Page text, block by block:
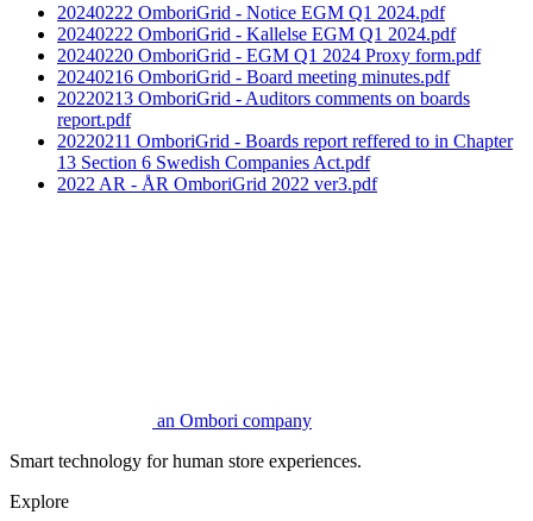
20240222 OmboriGrid - Notice EGM Q1 2024.pdf
20240222 OmboriGrid - Kallelse EGM Q1 2024.pdf
20240220 OmboriGrid - EGM Q1 2024 Proxy form.pdf
20240216 OmboriGrid - Board meeting minutes.pdf
20220213 OmboriGrid - Auditors comments on boards
report.pdf
20220211 OmboriGrid - Boards report reffered to in Chapter
13 Section 6 Swedish Companies Act.pdf
2022 AR - ÅR OmboriGrid 2022 ver3.pdf
an Ombori company
Smart technology for human store experiences.
Explore